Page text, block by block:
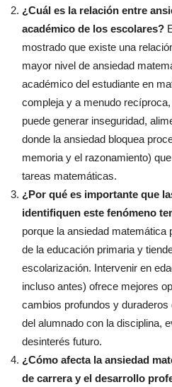
¿Cuál es la relación entre
académico de los escolares?
mostrado que existe una
mayor nivel de ansiedad
académico del estudiante en
compleja y a menudo
puede generar inseguridad,
donde la ansiedad bloquea
memoria y el razonamiento)
tareas matemáticas.
¿Por qué es importante que
identifiquen este fenómeno
porque la ansiedad matemática
de la educación primaria y
escolarización. Intervenir en
incluso antes) ofrece mejores
cambios profundos y
del alumnado con la disciplina,
desinterés futuro.
¿Cómo afecta la ansiedad
de carrera y el desarrollo